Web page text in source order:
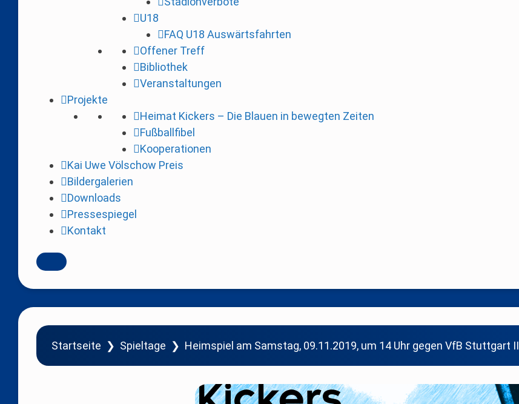
U18
FAQ U18 Auswärtsfahrten
Offener Treff
Bibliothek
Veranstaltungen
Projekte
Heimat Kickers – Die Blauen in bewegten Zeiten
Fußballfibel
Kooperationen
Kai Uwe Völschow Preis
Bildergalerien
Downloads
Pressespiegel
Kontakt
Startseite ❯ Spieltage ❯ Heimspiel am Samstag, 09.11.2019, um 14 Uhr gegen VfB Stuttgart II